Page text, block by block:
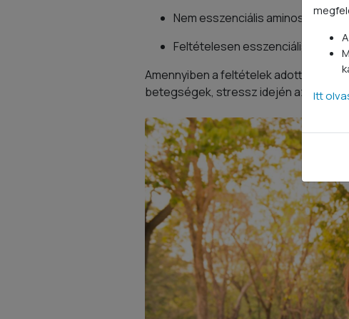
Nem esszenciális aminosavak
Feltételesen esszenciális
Amennyiben a feltételek adottak, a
betegségek, stressz idején azonban
Itt